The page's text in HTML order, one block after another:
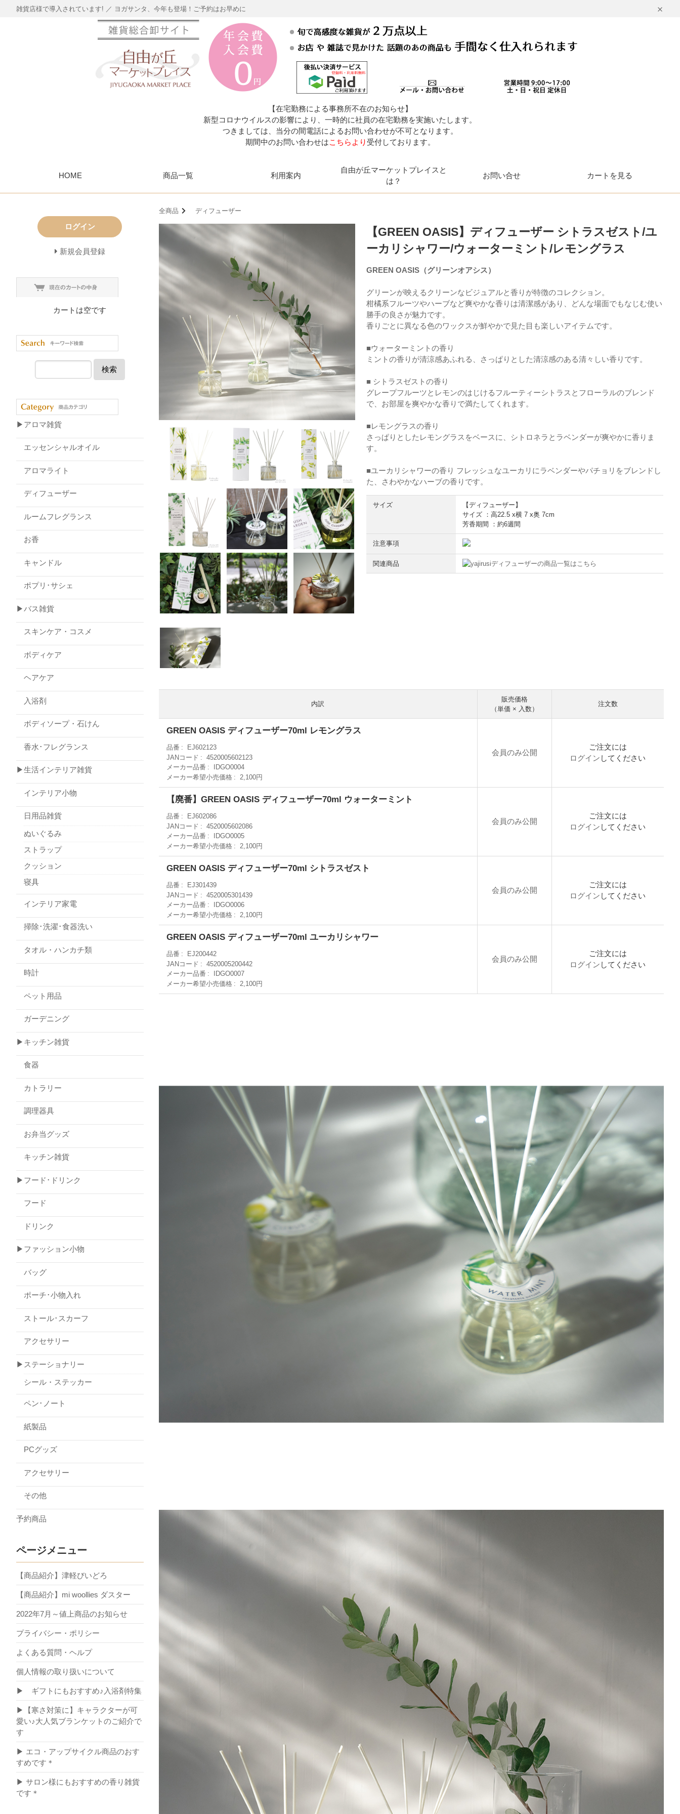
雑貨店様で導入されています! ／ ヨガサンタ、今年も登場！ご予約はお早めに
【在宅勤務による事務所不在のお知らせ】
新型コロナウイルスの影響により、一時的に社員の在宅勤務を実施いたします。
つきましては、当分の間電話によるお問い合わせが不可となります。
期間中のお問い合わせはこちらより 受付しております。
HOME 商品一覧 利用案内
自由が丘マーケットプレイスと
は？
お問い合せ カートを見る
全商品 ディフューザー
【GREEN OASIS】ディフューザー シトラスゼスト/ユ
ーカリシャワー/ウォーターミント/レモングラス
GREEN OASIS（グリーンオアシス）
グリーンが映えるクリーンなビジュアルと香りが特徴のコレクション。
柑橘系フルーツやハーブなど爽やかな香りは清潔感があり、どんな場面でもなじむ使い
勝手の良さが魅力です。
香りごとに異なる色のワックスが鮮やかで見た目も楽しいアイテムです。
■ウォーターミントの香り
ミントの香りが清涼感あふれる、さっぱりとした清涼感のある清々しい香りです。
■ シトラスゼストの香り
グレープフルーツとレモンのはじけるフルーティーシトラスとフローラルのブレンド
で、お部屋を爽やかな香りで満たしてくれます。
■レモングラスの香り
さっぱりとしたレモングラスをベースに、シトロネラとラベンダーが爽やかに香りま
す。
■ユーカリシャワーの香り フレッシュなユーカリにラベンダーやパチョリをブレンドし
た、さわやかなハーブの香りです。
サイズ
【ディフューザー】
サイズ ：高22.5 x横 7 x奥 7cm
芳香期間 ：約6週間
注意事項
関連商品 ディフューザーの商品一覧はこちら
内訳
販売価格
（単価 × 入数）
注文数
GREEN OASIS ディフューザー70ml レモングラス
品番
EJ602123
JANコード
4520005602123
メーカー品番
IDGO0004
メーカー希望小売価格
2,100円
会員のみ公開
ご注文には
ログイン してください
【廃番】GREEN OASIS ディフューザー70ml ウォーターミント
品番
EJ602086
JANコード
4520005602086
メーカー品番
IDGO0005
メーカー希望小売価格
2,100円
会員のみ公開
ご注文には
ログイン してください
GREEN OASIS ディフューザー70ml シトラスゼスト
品番
EJ301439
JANコード
4520005301439
メーカー品番
IDGO0006
メーカー希望小売価格
2,100円
会員のみ公開
ご注文には
ログイン してください
GREEN OASIS ディフューザー70ml ユーカリシャワー
品番
EJ200442
JANコード
4520005200442
メーカー品番
IDGO0007
メーカー希望小売価格
2,100円
会員のみ公開
ご注文には
ログイン してください
ログイン
新規会員登録
カートは空です
検索
▶アロマ雑貨
エッセンシャルオイル
アロマライト
ディフューザー
ルームフレグランス
お香
キャンドル
ポプリ･サシェ
▶バス雑貨
スキンケア・コスメ
ボディケア
ヘアケア
入浴剤
ボディソープ・石けん
香水･フレグランス
▶生活インテリア雑貨
インテリア小物
日用品雑貨
ぬいぐるみ
ストラップ
クッション
寝具
インテリア家電
掃除･洗濯･食器洗い
タオル・ハンカチ類
時計
ペット用品
ガーデニング
▶キッチン雑貨
食器
カトラリー
調理器具
お弁当グッズ
キッチン雑貨
▶フード･ドリンク
フード
ドリンク
▶ファッション小物
バッグ
ポーチ･小物入れ
ストール･スカーフ
アクセサリー
▶ステーショナリー
シール・ステッカー
ペン･ノート
紙製品
PCグッズ
アクセサリー
その他
予約商品
ページメニュー
【商品紹介】津軽びいどろ
【商品紹介】mi woollies ダスター
2022年7月～値上商品のお知らせ
プライバシー・ポリシー
よくある質問・ヘルプ
個人情報の取り扱いについて
▶ ギフトにもおすすめ♪入浴剤特集
▶【寒さ対策に】キャラクターが可
愛い♪大人気ブランケットのご紹介で
す
▶ エコ・アップサイクル商品のおす
すめです＊
▶ サロン様にもおすすめの香り雑貨
です＊